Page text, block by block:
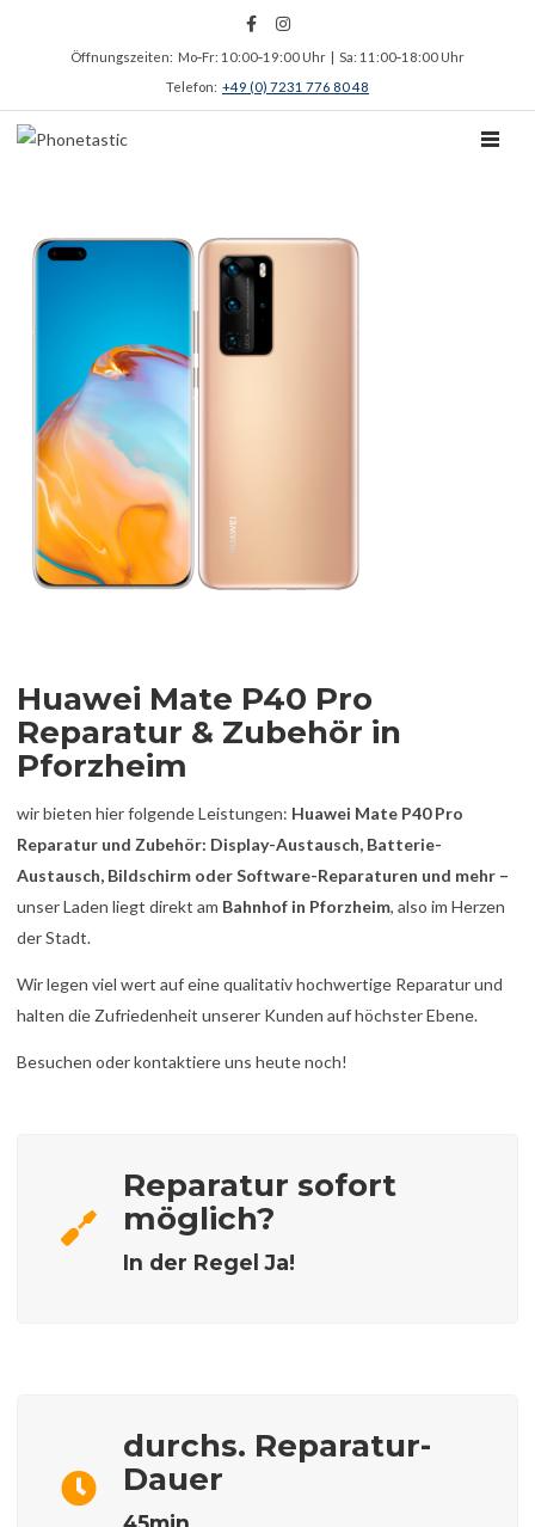
Öffnungszeiten: Mo‑Fr: 10:00‑19:00 Uhr | Sa: 11:00‑18:00 Uhr
Telefon: +49 (0) 7231 776 80 48
Huawei Mate P40 Pro
Reparatur & Zubehör in
Pforzheim
wir bieten hier folgende Leistungen: Huawei Mate P40 Pro
Reparatur und Zubehör: Display-Austausch, Batterie-
Austausch, Bildschirm oder Software-Reparaturen und mehr –
unser Laden liegt direkt am Bahnhof in Pforzheim, also im Herzen
der Stadt.
Wir legen viel wert auf eine qualitativ hochwertige Reparatur und
halten die Zufriedenheit unserer Kunden auf höchster Ebene.
Besuchen oder kontaktiere uns heute noch!
Reparatur sofort
möglich?
In der Regel Ja!
durchs. Reparatur-
Dauer